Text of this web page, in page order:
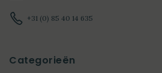
+31 (0) 85 40 14 635
Categorieën